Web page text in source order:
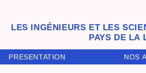
LES INGÉNIEURS ET LES
PAYS DE LA
PRESENTATION NOS